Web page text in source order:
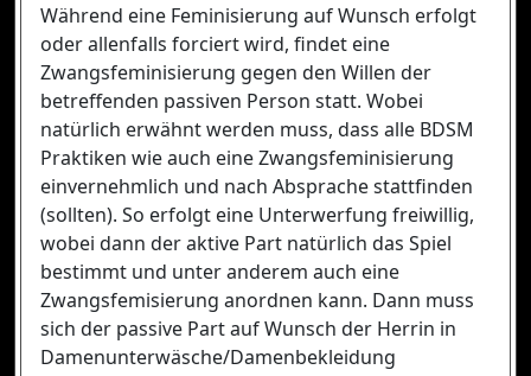
Während eine Feminisierung auf Wunsch erfolgt
oder allenfalls forciert wird, findet eine
Zwangsfeminisierung gegen den Willen der
betreffenden passiven Person statt. Wobei
natürlich erwähnt werden muss, dass alle BDSM
Praktiken wie auch eine Zwangsfeminisierung
einvernehmlich und nach Absprache stattfinden
(sollten). So erfolgt eine Unterwerfung freiwillig,
wobei dann der aktive Part natürlich das Spiel
bestimmt und unter anderem auch eine
Zwangsfemisierung anordnen kann. Dann muss
sich der passive Part auf Wunsch der Herrin in
Damenunterwäsche/Damenbekleidung